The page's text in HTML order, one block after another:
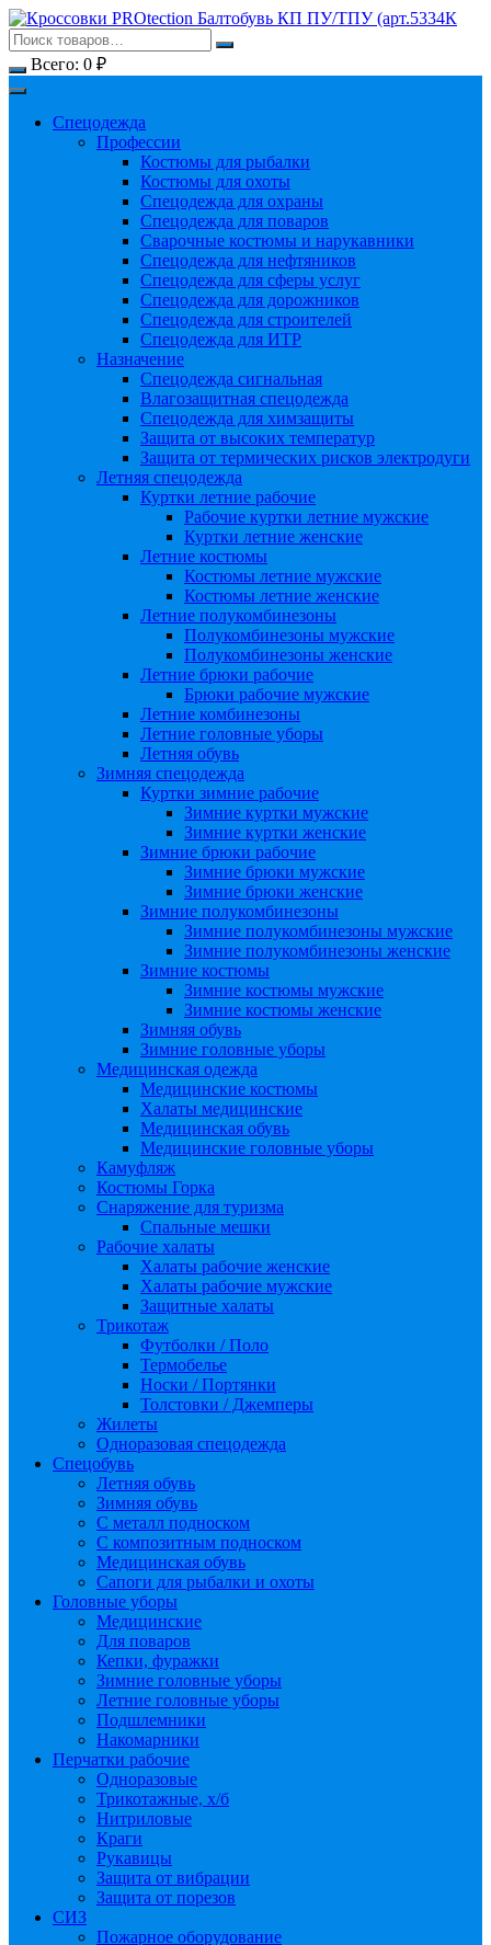
Перейти
к
содержимому
Всего: 0 ₽
Спецодежда
Профессии
Костюмы для рыбалки
Костюмы для охоты
Спецодежда для охраны
Спецодежда для поваров
Сварочные костюмы и нарукавники
Спецодежда для нефтяников
Спецодежда для сферы услуг
Спецодежда для дорожников
Спецодежда для строителей
Спецодежда для ИТР
Назначение
Спецодежда сигнальная
Влагозащитная спецодежда
Спецодежда для химзащиты
Защита от высоких температур
Защита от термических рисков электродуги
Летняя спецодежда
Куртки летние рабочие
Рабочие куртки летние мужские
Куртки летние женские
Летние костюмы
Костюмы летние мужские
Костюмы летние женские
Летние полукомбинезоны
Полукомбинезоны мужские
Полукомбинезоны женские
Летние брюки рабочие
Брюки рабочие мужские
Летние комбинезоны
Летние головные уборы
Летняя обувь
Зимняя спецодежда
Куртки зимние рабочие
Зимние куртки мужские
Зимние куртки женские
Зимние брюки рабочие
Зимние брюки мужские
Зимние брюки женские
Зимние полукомбинезоны
Зимние полукомбинезоны мужские
Зимние полукомбинезоны женские
Зимние костюмы
Зимние костюмы мужские
Зимние костюмы женские
Зимняя обувь
Зимние головные уборы
Медицинская одежда
Медицинские костюмы
Халаты медицинские
Медицинская обувь
Медицинские головные уборы
Камуфляж
Костюмы Горка
Снаряжение для туризма
Спальные мешки
Рабочие халаты
Халаты рабочие женские
Халаты рабочие мужские
Защитные халаты
Трикотаж
Футболки / Поло
Термобелье
Носки / Портянки
Толстовки / Джемперы
Жилеты
Одноразовая спецодежда
Спецобувь
Летняя обувь
Зимняя обувь
С металл подноском
С композитным подноском
Медицинская обувь
Сапоги для рыбалки и охоты
Головные уборы
Медицинские
Для поваров
Кепки, фуражки
Зимние головные уборы
Летние головные уборы
Подшлемники
Накомарники
Перчатки рабочие
Одноразовые
Трикотажные, х/б
Нитриловые
Краги
Рукавицы
Защита от вибрации
Защита от порезов
СИЗ
Пожарное оборудование